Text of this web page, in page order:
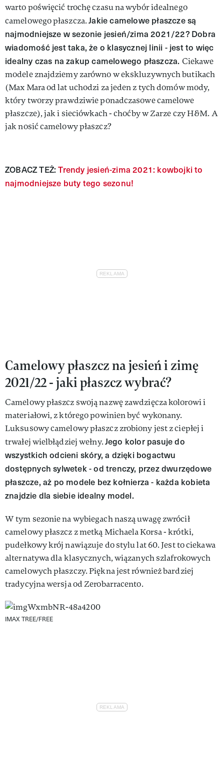
warto poświęcić trochę czasu na wybór idealnego
camelowego płaszcza.Jakie camelowe płaszcze są
najmodniejsze w sezonie jesień/zima 2021/22? Dobra
wiadomość jest taka, że o klasycznej linii - jest to więc
idealny czas na zakup camelowego płaszcza. Ciekawe
modele znajdziemy zarówno w ekskluzywnych butikach
(Max Mara od lat uchodzi za jeden z tych domów mody,
który tworzy prawdziwie ponadczasowe camelowe
płaszcze), jak i sieciówkach - choćby w Zarze czy H&M. A
jak nosić camelowy płaszcz?
ZOBACZ TEŻ:Trendy jesień-zima 2021: kowbojki to
najmodniejsze buty tego sezonu!
Camelowy płaszcz na jesień i zimę
2021/22 - jaki płaszcz wybrać?
Camelowy płaszcz swoją nazwę zawdzięcza kolorowi i
materiałowi, z którego powinien być wykonany.
Luksusowy camelowy płaszcz zrobiony jest z ciepłej i
trwałej wielbłądziej wełny.Jego kolor pasuje do
wszystkich odcieni skóry, a dzięki bogactwu
dostępnych sylwetek - od trenczy, przez dwurzędowe
płaszcze, aż po modele bez kołnierza - każda kobieta
znajdzie dla siebie idealny model.
W tym sezonie na wybiegach naszą uwagę zwrócił
camelowy płaszcz z metką Michaela Korsa - krótki,
pudełkowy krój nawiązuje do stylu lat 60. Jest to ciekawa
alternatywa dla klasycznych, wiązanych szlafrokowych
camelowych płaszczy. Piękna jest również bardziej
tradycyjna wersja od Zerobarracento.
IMAX TREE/FREE